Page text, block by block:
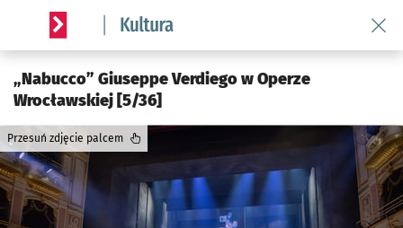
Serwis informacyjny wroclaw.pl podserwis: Kultura
„Nabucco” Giuseppe Verdiego w Operze
Wrocławskiej [5/36]
Przesuń zdjęcie palcem